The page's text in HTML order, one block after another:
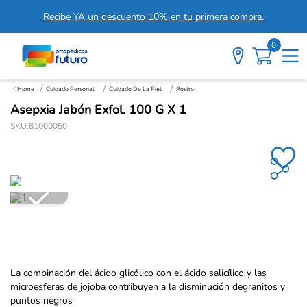
Recibe YA un descuento 10% en tu primera compra.
0
Cuidado Personal Cuidado De La Piel Rostro
Asepxia Jabón Exfol. 100 G X 1
SKU:81000050
La combinación del ácido glicólico con el ácido salicílico y las
microesferas de jojoba contribuyen a la disminución degranitos y
puntos negros